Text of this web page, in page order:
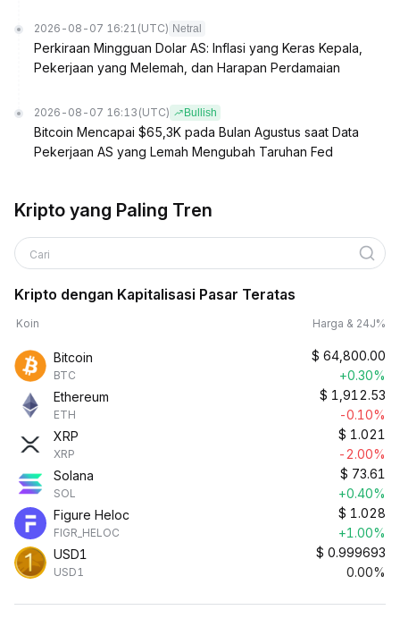
2026-08-07 16:21 (UTC) Netral
Perkiraan Mingguan Dolar AS: Inflasi yang Keras Kepala,
Pekerjaan yang Melemah, dan Harapan Perdamaian
2026-08-07 16:13 (UTC) Bullish
Bitcoin Mencapai $65,3K pada Bulan Agustus saat Data
Pekerjaan AS yang Lemah Mengubah Taruhan Fed
Kripto yang Paling Tren
Cari
Kripto dengan Kapitalisasi Pasar Teratas
Koin Harga & 24J%
Bitcoin
BTC
$ 64,800.00
+0.30%
Ethereum
ETH
$ 1,912.53
-0.10%
XRP
XRP
$ 1.021
-2.00%
Solana
SOL
$ 73.61
+0.40%
Figure Heloc
FIGR_HELOC
$ 1.028
+1.00%
USD1
USD1
$ 0.999693
0.00%